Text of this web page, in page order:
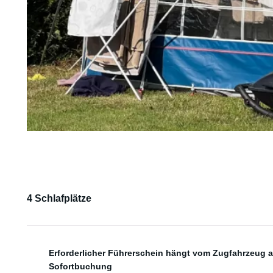
4 Schlafplätze
Erforderlicher Führerschein hängt vom Zugfahrzeug
Sofortbuchung